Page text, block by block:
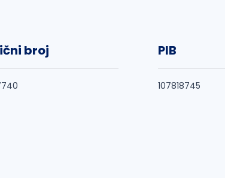
broj PIB
107818745